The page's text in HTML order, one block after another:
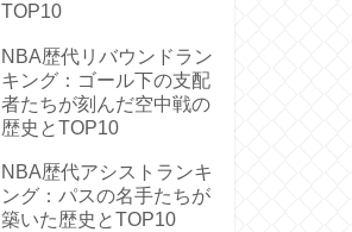
TOP10
NBA歴代リバウンドラン
キング：ゴール下の支配
者たちが刻んだ空中戦の
歴史とTOP10
NBA歴代アシストランキ
ング：パスの名手たちが
築いた歴史とTOP10